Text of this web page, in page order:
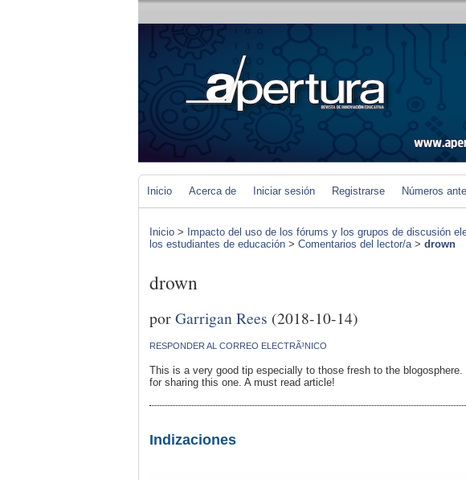
Inicio Acerca de Iniciar sesión Registrarse Números
Inicio > Impacto del uso de los fórums y los grupos de discusión
los estudiantes de educación > Comentarios del lector/a> drown
drown
porGarrigan Rees (2018-10-14)
RESPONDER AL CORREO ELECTRÃ³NICO
This is a very good tip especially to those fresh to the
for sharing this one. A must read article!
Indizaciones